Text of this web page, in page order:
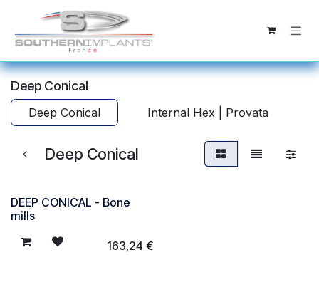
Se rendre au contenu
Deep Conical
Deep Conical Internal Hex | Provata
Deep Conical
DEEP CONICAL - Bone
mills
163,24 €